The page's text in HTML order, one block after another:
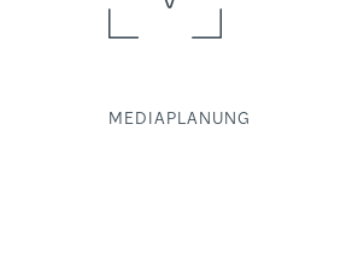
MEDIAPLANUNG